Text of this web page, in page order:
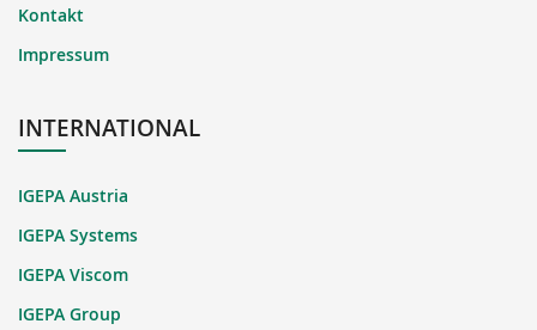
Kontakt
Impressum
INTERNATIONAL
IGEPA Austria
IGEPA Systems
IGEPA Viscom
IGEPA Group